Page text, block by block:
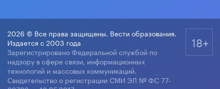
2026 © Все права защищены. Вести образования.
Издается с 2003 года
Зарегистрировано Федеральной службой по
надзору в сфере связи, информационных
технологий и массовых коммуникаций.
Свидетельство о регистрации СМИ ЭЛ № ФС 77-
18+